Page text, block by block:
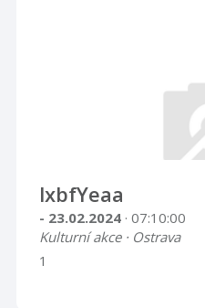
lxbfYeaa
- 23.02.2024 · 07:10:00
Kulturní akce · Ostrava
1